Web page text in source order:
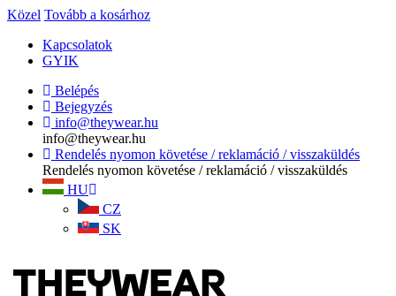
Közel Tovább a kosárhoz
Kapcsolatok
GYIK
Belépés
Bejegyzés
info@theywear.hu
info@theywear.hu
Rendelés nyomon követése / reklamáció / visszaküldés
Rendelés nyomon követése / reklamáció / visszaküldés
HU
CZ
SK